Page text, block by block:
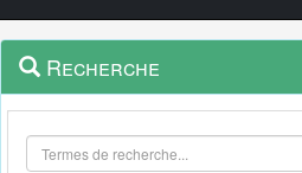
Navigation
outils
Menu
contextuel
Recherche